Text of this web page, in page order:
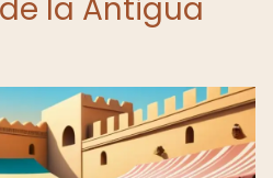
la Antigua